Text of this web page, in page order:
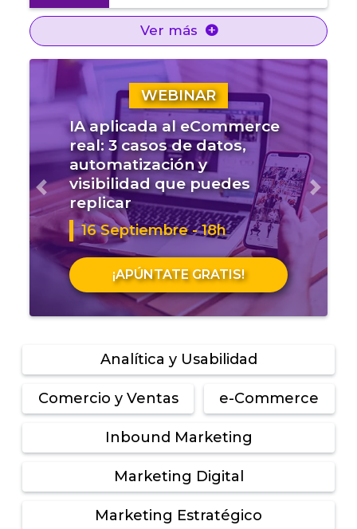
Ver más
WEBINAR
IA aplicada al eCommerce
real: 3 casos de datos,
automatización y
visibilidad que puedes
replicar
16 Septiembre - 18h
¡APÚNTATE GRATIS!
Anterior
Analítica y Usabilidad
Comercio y Ventas e-Commerce
Inbound Marketing
Marketing Digital
Marketing Estratégico